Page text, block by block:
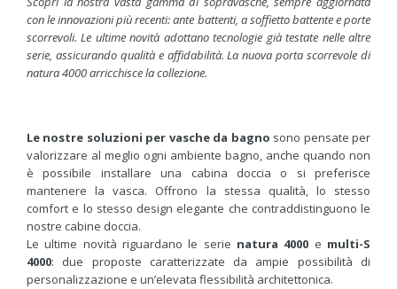
con le innovazioni più recenti: ante battenti, a soffietto battente e porte
scorrevoli. Le ultime novità adottano tecnologie già testate nelle altre
serie, assicurando qualità e affidabilità. La nuova porta scorrevole di
natura 4000 arricchisce la collezione.
Le nostre soluzioni per vasche da bagno sono pensate per
valorizzare al meglio ogni ambiente bagno, anche quando non
è possibile installare una cabina doccia o si preferisce
mantenere la vasca. Offrono la stessa qualità, lo stesso
comfort e lo stesso design elegante che contraddistinguono le
nostre cabine doccia.
Le ultime novità riguardano le serie natura 4000 e multi-S
4000: due proposte caratterizzate da ampie possibilità di
personalizzazione e un’elevata flessibilità architettonica.